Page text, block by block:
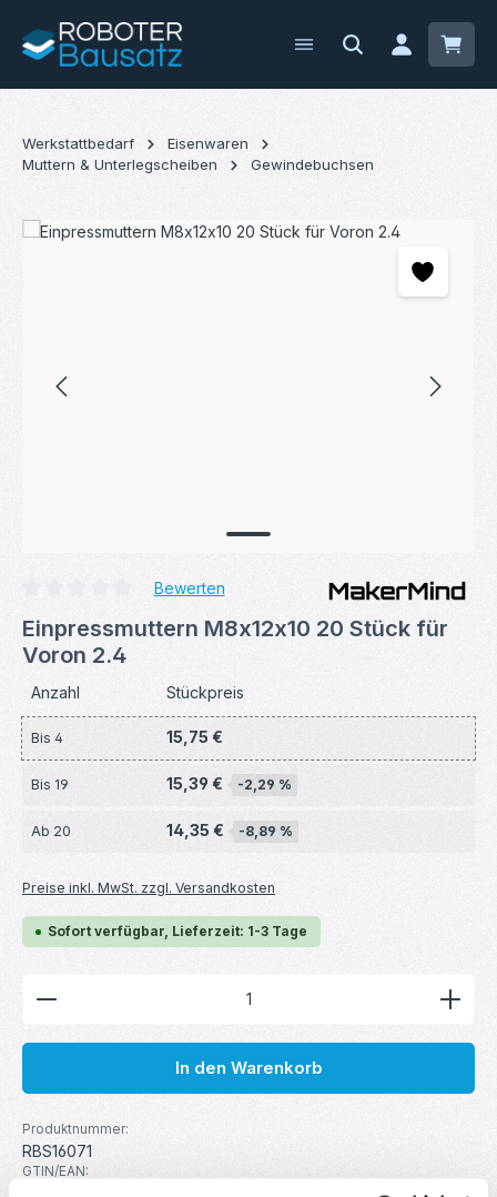
Zum Hauptinhalt springen
Werkstattbedarf
Eisenwaren
Muttern & Unterlegscheiben
Gewindebuchsen
Bildergalerie überspringen
Bewerten
Einpressmuttern M8x12x10 20 Stück für
Voron 2.4
Anzahl Stückpreis
Bis 4 15,75 €
Bis 19 15,39 € -2,29 %
Ab 20 14,35 € -8,89 %
Preise inkl. MwSt. zzgl. Versandkosten
Sofort verfügbar, Lieferzeit: 1-3 Tage
Produkt Anzahl: Gib den gewünschten Wert ein
In den Warenkorb
Produktnummer:
RBS16071
GTIN/EAN: